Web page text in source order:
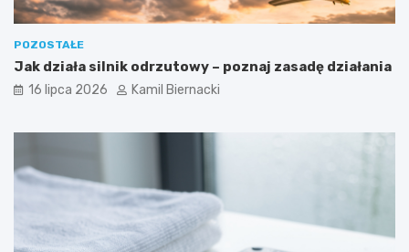
POZOSTAŁE
Jak działa silnik odrzutowy – poznaj zasadę działania
16 lipca 2026 Kamil Biernacki